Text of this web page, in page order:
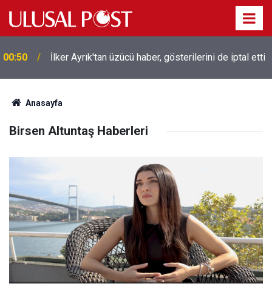
00:50 İlker Ayrık'tan üzücü haber, gösterilerini de iptal etti
Anasayfa
Birsen Altuntaş Haberleri